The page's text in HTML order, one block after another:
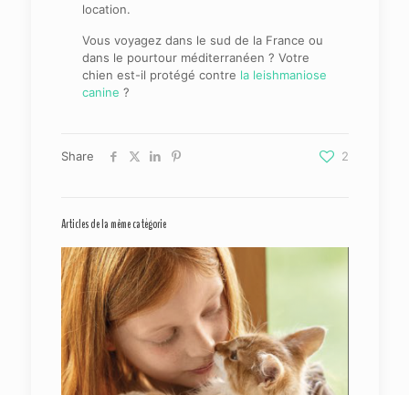
location.
Vous voyagez dans le sud de la France ou
dans le pourtour méditerranéen ? Votre
chien est-il protégé contre la leishmaniose
canine ?
Share 2
Articles de la même catégorie